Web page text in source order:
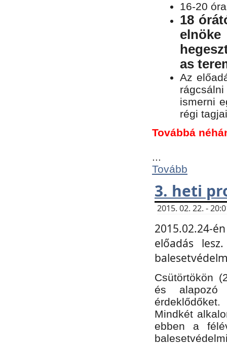
16-20
18
as
Az
ismerni
régi
Továbbá
...
Tovább
3. heti
2015. 02. 22. -
2015.02.24-
előadás
Csütörtökön
és alapozó
érdeklődőket.
Mindkét
ebben a